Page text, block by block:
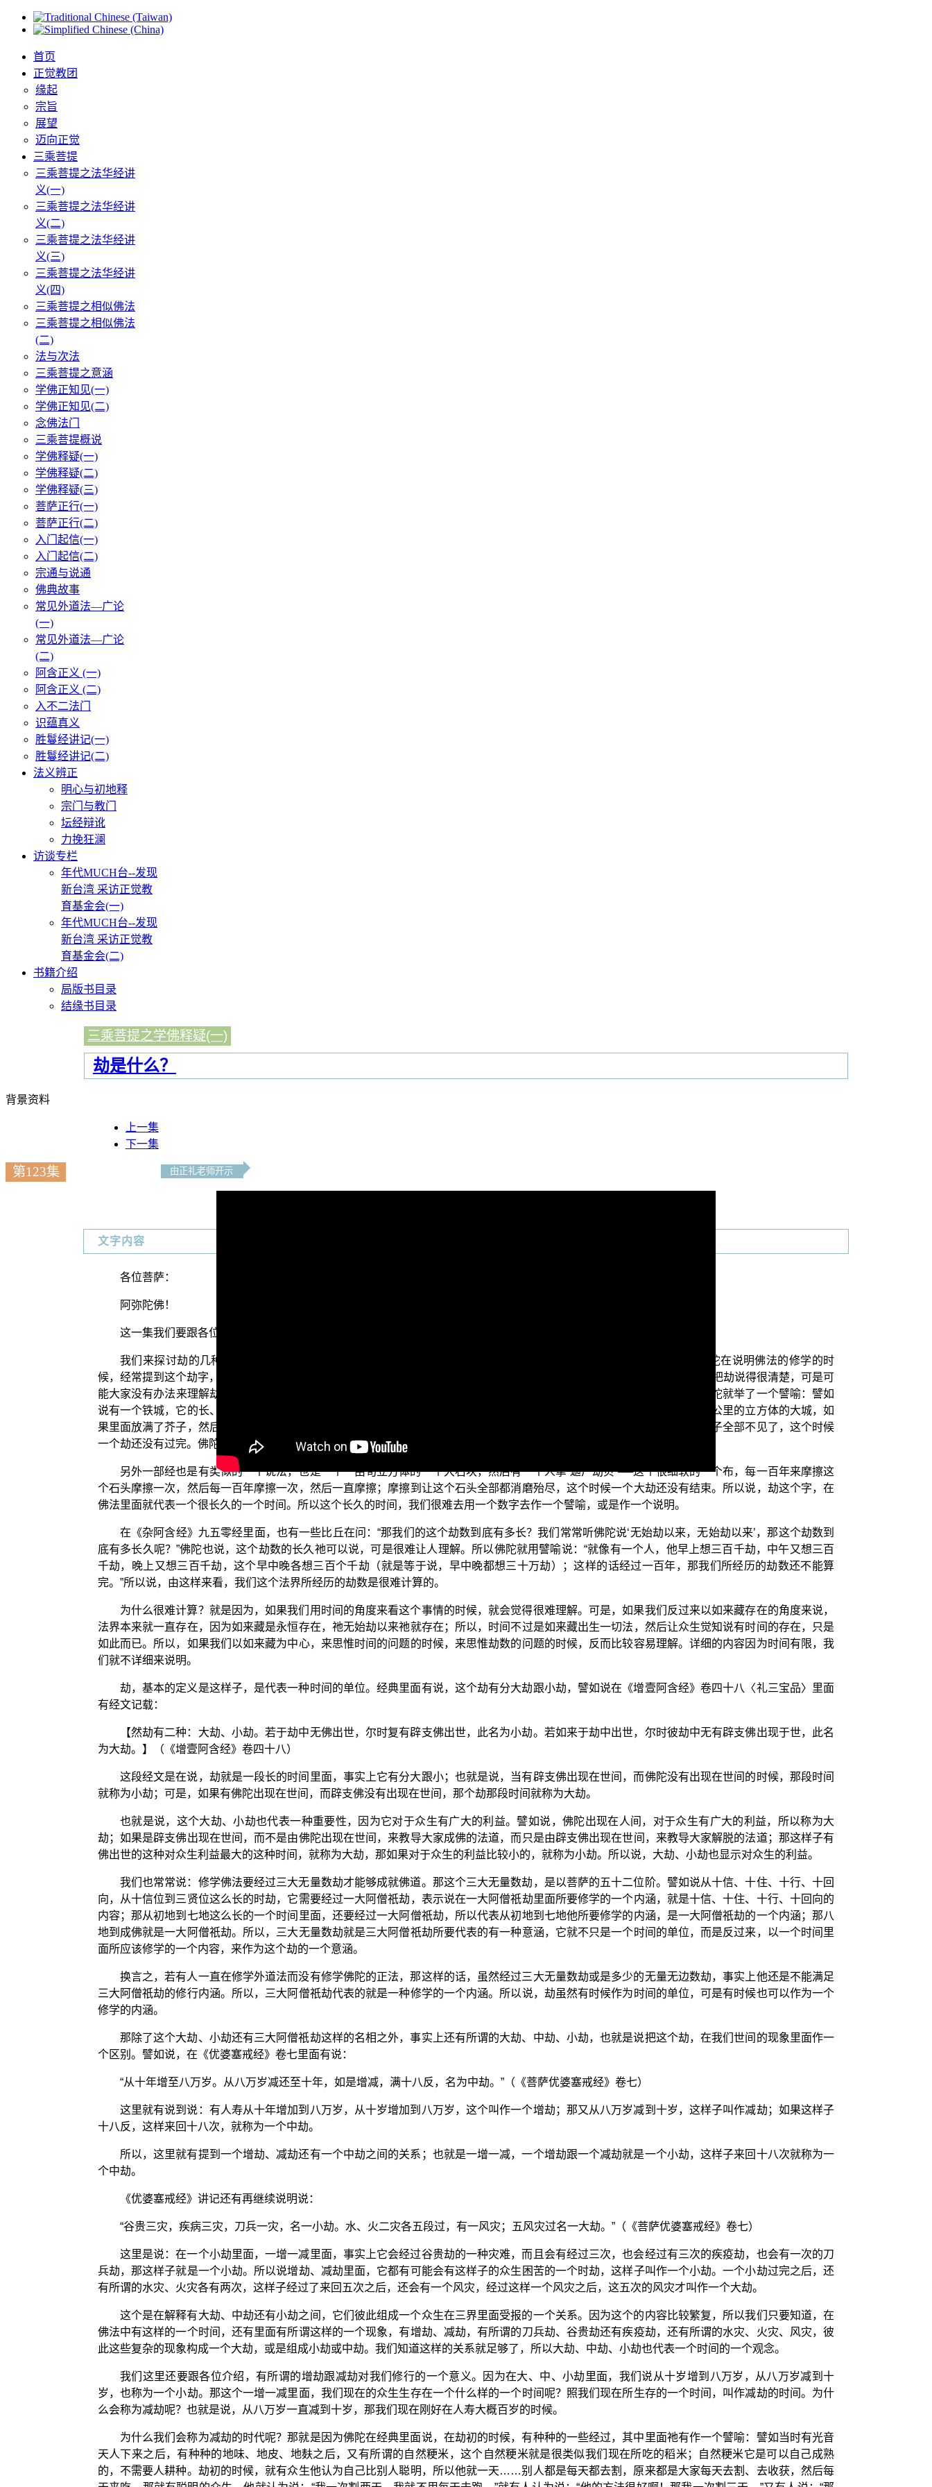
首页
正觉教团
缘起
宗旨
展望
迈向正觉
三乘菩提
三乘菩提之法华经讲
义(一)
三乘菩提之法华经讲
义(二)
三乘菩提之法华经讲
义(三)
三乘菩提之法华经讲
义(四)
三乘菩提之相似佛法
三乘菩提之相似佛法
(二)
法与次法
三乘菩提之意涵
学佛正知见(一)
学佛正知见(二)
念佛法门
三乘菩提概说
学佛释疑(一)
学佛释疑(二)
学佛释疑(三)
菩萨正行(一)
菩萨正行(二)
入门起信(一)
入门起信(二)
宗通与说通
佛典故事
常见外道法—广论
(一)
常见外道法—广论
(二)
阿含正义 (一)
阿含正义 (二)
入不二法门
识蕴真义
胜鬘经讲记(一)
胜鬘经讲记(二)
法义辨正
明心与初地释
宗门与教门
坛经辩讹
力挽狂澜
访谈专栏
年代MUCH台--发现
新台湾 采访正觉教
育基金会(一)
年代MUCH台--发现
新台湾 采访正觉教
育基金会(二)
书籍介绍
局版书目录
结缘书目录
三乘菩提之学佛释疑(一)
劫是什么？
背景资料
上一集
下一集
第123集 由正礼老师开示
文字内容
各位菩萨：
阿弥陀佛！
这一集我们要跟各位菩萨探讨的题目是：劫是什么？
我们来探讨劫的几种用法。首先，“劫”这个字在《杂阿含经》九四八经跟九四九经，有记载这个劫的一个定义。因为佛陀在说明佛法的修学的时
候，经常提到这个劫字，所以说就有一些比丘不能理解说佛陀所说的劫到底是有多长久；佛陀就对这个提问的比丘说：“我可以把劫说得很清楚，可是可
能大家没有办法来理解劫是什么。”这个比丘就提出一个请求：“那是不是可以请佛陀来譬喻劫是什么，让我们能够来理解。”佛陀就举了一个譬喻：譬如
说有一个铁城，它的长、宽、高各一由旬。这一由旬换算成我们现在的距离的长度的单位，大概是二十公里。也就是一个二十公里的立方体的大城，如
果里面放满了芥子，然后百年有一个人从这个铁城里面拿一个芥子，然后一直拿、一直拿；拿到这个芥子在这个铁城里面的芥子全部不见了，这个时候
一个劫还没有过完。佛陀用这样子的譬喻来解释劫是什么。
另外一部经也是有类似的一个说法，也是一个一由旬立方体的一个大石块，然后有一个人拿“迦尸劫贝”──这个很细软的一个布，每一百年来摩擦这
个石头摩擦一次，然后每一百年摩擦一次，然后一直摩擦；摩擦到让这个石头全部都消磨殆尽，这个时候一个大劫还没有结束。所以说，劫这个字，在
佛法里面就代表一个很长久的一个时间。所以这个长久的时间，我们很难去用一个数字去作一个譬喻，或是作一个说明。
在《杂阿含经》九五零经里面，也有一些比丘在问：“那我们的这个劫数到底有多长？我们常常听佛陀说‘无始劫以来，无始劫以来’，那这个劫数到
底有多长久呢？”佛陀也说，这个劫数的长久祂可以说，可是很难让人理解。所以佛陀就用譬喻说：“就像有一个人，他早上想三百千劫，中午又想三百
千劫，晚上又想三百千劫，这个早中晚各想三百个千劫（就是等于说，早中晚都想三十万劫）；这样的话经过一百年，那我们所经历的劫数还不能算
完。”所以说，由这样来看，我们这个法界所经历的劫数是很难计算的。
为什么很难计算？就是因为，如果我们用时间的角度来看这个事情的时候，就会觉得很难理解。可是，如果我们反过来以如来藏存在的角度来说，
法界本来就一直存在，因为如来藏是永恒存在，祂无始劫以来祂就存在；所以，时间不过是如来藏出生一切法，然后让众生觉知说有时间的存在，只是
如此而已。所以，如果我们以如来藏为中心，来思惟时间的问题的时候，来思惟劫数的问题的时候，反而比较容易理解。详细的内容因为时间有限，我
们就不详细来说明。
劫，基本的定义是这样子，是代表一种时间的单位。经典里面有说，这个劫有分大劫跟小劫，譬如说在《增壹阿含经》卷四十八〈礼三宝品〉里面
有经文记载：
【然劫有二种：大劫、小劫。若于劫中无佛出世，尔时复有辟支佛出世，此名为小劫。若如来于劫中出世，尔时彼劫中无有辟支佛出现于世，此名
为大劫。】（《增壹阿含经》卷四十八）
这段经文是在说，劫就是一段长的时间里面，事实上它有分大跟小；也就是说，当有辟支佛出现在世间，而佛陀没有出现在世间的时候，那段时间
就称为小劫；可是，如果有佛陀出现在世间，而辟支佛没有出现在世间，那个劫那段时间就称为大劫。
也就是说，这个大劫、小劫也代表一种重要性，因为它对于众生有广大的利益。譬如说，佛陀出现在人间，对于众生有广大的利益，所以称为大
劫；如果是辟支佛出现在世间，而不是由佛陀出现在世间，来教导大家成佛的法道，而只是由辟支佛出现在世间，来教导大家解脱的法道；那这样子有
佛出世的这种对众生利益最大的这种时间，就称为大劫，那如果对于众生的利益比较小的，就称为小劫。所以说，大劫、小劫也显示对众生的利益。
我们也常常说：修学佛法要经过三大无量数劫才能够成就佛道。那这个三大无量数劫，是以菩萨的五十二位阶。譬如说从十信、十住、十行、十回
向，从十信位到三贤位这么长的时劫，它需要经过一大阿僧祇劫，表示说在一大阿僧祇劫里面所要修学的一个内涵，就是十信、十住、十行、十回向的
内容；那从初地到七地这么长的一个时间里面，还要经过一大阿僧祇劫，所以代表从初地到七地他所要修学的内涵，是一大阿僧祇劫的一个内涵；那八
地到成佛就是一大阿僧祇劫。所以，三大无量数劫就是三大阿僧祇劫所要代表的有一种意涵，它就不只是一个时间的单位，而是反过来，以一个时间里
面所应该修学的一个内容，来作为这个劫的一个意涵。
换言之，若有人一直在修学外道法而没有修学佛陀的正法，那这样的话，虽然经过三大无量数劫或是多少的无量无边数劫，事实上他还是不能满足
三大阿僧祇劫的修行内涵。所以，三大阿僧祇劫代表的就是一种修学的一个内涵。所以说，劫虽然有时候作为时间的单位，可是有时候也可以作为一个
修学的内涵。
那除了这个大劫、小劫还有三大阿僧祇劫这样的名相之外，事实上还有所谓的大劫、中劫、小劫，也就是说把这个劫，在我们世间的现象里面作一
个区别。譬如说，在《优婆塞戒经》卷七里面有说：
“从十年增至八万岁。从八万岁减还至十年，如是增减，满十八反，名为中劫。”（《菩萨优婆塞戒经》卷七）
这里就有说到说：有人寿从十年增加到八万岁，从十岁增加到八万岁，这个叫作一个增劫；那又从八万岁减到十岁，这样子叫作减劫；如果这样子
十八反，这样来回十八次，就称为一个中劫。
所以，这里就有提到一个增劫、减劫还有一个中劫之间的关系；也就是一增一减，一个增劫跟一个减劫就是一个小劫，这样子来回十八次就称为一
个中劫。
《优婆塞戒经》讲记还有再继续说明说：
“谷贵三灾，疾病三灾，刀兵一灾，名一小劫。水、火二灾各五段过，有一风灾；五风灾过名一大劫。”（《菩萨优婆塞戒经》卷七）
这里是说：在一个小劫里面，一增一减里面，事实上它会经过谷贵劫的一种灾难，而且会有经过三次，也会经过有三次的疾疫劫，也会有一次的刀
兵劫，那这样子就是一个小劫。所以说增劫、减劫里面，它都有可能会有这样子的众生困苦的一个时劫，这样子叫作一个小劫。一个小劫过完之后，还
有所谓的水灾、火灾各有两次，这样子经过了来回五次之后，还会有一个风灾，经过这样一个风灾之后，这五次的风灾才叫作一个大劫。
这个是在解释有大劫、中劫还有小劫之间，它们彼此组成一个众生在三界里面受报的一个关系。因为这个的内容比较繁复，所以我们只要知道，在
佛法中有这样的一个时间，还有里面有所谓这样的一个现象，有增劫、减劫，有所谓的刀兵劫、谷贵劫还有疾疫劫，还有所谓的水灾、火灾、风灾，彼
此这些复杂的现象构成一个大劫，或是组成小劫或中劫。我们知道这样的关系就足够了，所以大劫、中劫、小劫也代表一个时间的一个观念。
我们这里还要跟各位介绍，有所谓的增劫跟减劫对我们修行的一个意义。因为在大、中、小劫里面，我们说从十岁增到八万岁，从八万岁减到十
岁，也称为一个小劫。那这个一增一减里面，我们现在的众生生存在一个什么样的一个时间呢？照我们现在所生存的一个时间，叫作减劫的时间。为什
么会称为减劫呢？也就是说，从八万岁一直减到十岁，那我们现在刚好在人寿大概百岁的时候。
为什么我们会称为减劫的时代呢？那就是因为佛陀在经典里面说，在劫初的时候，有种种的一些经过，其中里面祂有作一个譬喻：譬如当时有光音
天人下来之后，有种种的地味、地皮、地麸之后，又有所谓的自然粳米，这个自然粳米就是很类似我们现在所吃的稻米；自然粳米它是可以自己成熟
的，不需要人耕种。劫初的时候，就有众生他认为自己比别人聪明，所以他就一天……别人都是每天都去割，原来都是大家每天去割、去收获，然后每